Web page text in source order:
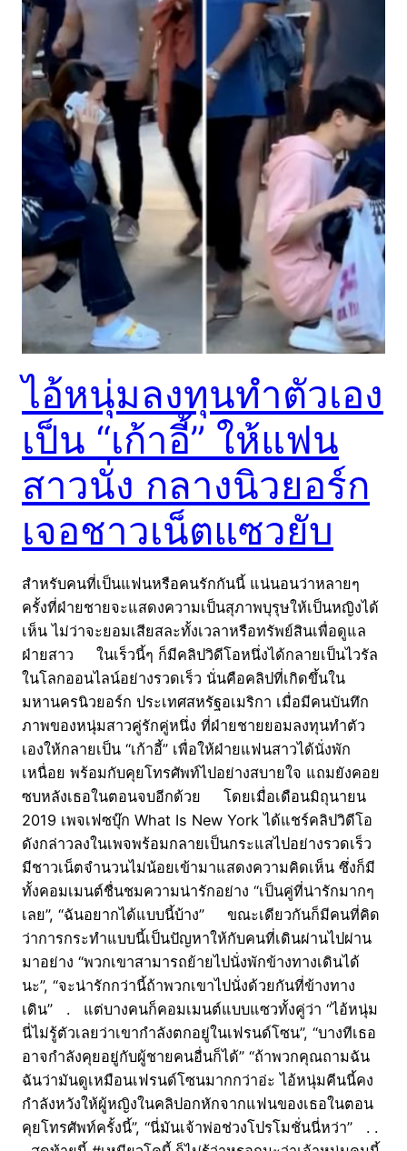
ไอ้หนุ่มลงทุนทำตัวเอง
เป็น “เก้าอี้” ให้แฟน
สาวนั่ง กลางนิวยอร์ก
เจอชาวเน็ตแซวยับ
สำหรับคนที่เป็นแฟนหรือคนรักกันนี้ แน่นอนว่าหลายๆ
ครั้งที่ฝ่ายชายจะแสดงความเป็นสุภาพบุรุษให้เป็นหญิงได้
เห็น ไม่ว่าจะยอมเสียสละทั้งเวลาหรือทรัพย์สินเพื่อดูแล
ฝ่ายสาว ในเร็วนี้ๆ ก็มีคลิปวิดีโอหนึ่งได้กลายเป็นไวรัล
ในโลกออนไลน์อย่างรวดเร็ว นั่นคือคลิปที่เกิดขึ้นใน
มหานครนิวยอร์ก ประเทศสหรัฐอเมริกา เมื่อมีคนบันทึก
ภาพของหนุ่มสาวคู่รักคู่หนึ่ง ที่ฝ่ายชายยอมลงทุนทำตัว
เองให้กลายเป็น “เก้าอี้” เพื่อให้ฝ่ายแฟนสาวได้นั่งพัก
เหนื่อย พร้อมกับคุยโทรศัพท์ไปอย่างสบายใจ แถมยังคอย
ซบหลังเธอในตอนจบอีกด้วย โดยเมื่อเดือนมิถุนายน
2019 เพจเฟซบุ๊ก What Is New York ได้แชร์คลิปวิดีโอ
ดังกล่าวลงในเพจพร้อมกลายเป็นกระแสไปอย่างรวดเร็ว
มีชาวเน็ตจำนวนไม่น้อยเข้ามาแสดงความคิดเห็น ซึ่งก็มี
ทั้งคอมเมนต์ชื่นชมความน่ารักอย่าง “เป็นคู่ที่น่ารักมากๆ
เลย”, “ฉันอยากได้แบบนี้บ้าง” ขณะเดียวกันก็มีคนที่คิด
ว่าการกระทำแบบนี้เป็นปัญหาให้กับคนที่เดินผ่านไปผ่าน
มาอย่าง “พวกเขาสามารถย้ายไปนั่งพักข้างทางเดินได้
นะ”, “จะน่ารักกว่านี้ถ้าพวกเขาไปนั่งด้วยกันที่ข้างทาง
เดิน” . แต่บางคนก็คอมเมนต์แบบแซวทั้งคู่ว่า “ไอ้หนุ่ม
นี่ไม่รู้ตัวเลยว่าเขากำลังตกอยู่ในเฟรนด์โซน”, “บางทีเธอ
อาจกำลังคุยอยู่กับผู้ชายคนอื่นก็ได้” “ถ้าพวกคุณถามฉัน
ฉันว่ามันดูเหมือนเฟรนด์โซนมากกว่าอ่ะ ไอ้หนุ่มคีนนี้คง
กำลังหวังให้ผู้หญิงในคลิปอกหักจากแฟนของเธอในตอน
คุยโทรศัพท์ครั้งนี้”, “นี่มันเจ้าพ่อช่วงโปรโมชั่นนี่หว่า” . .